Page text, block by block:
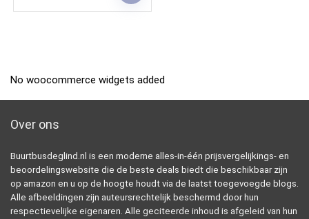
No woocommerce widgets added
Over ons
Buurtbusdeglind.nl is een moderne alles-in-één prijsvergelijkings- en
beoordelingswebsite die de beste deals biedt die beschikbaar zijn
op amazon en u op de hoogte houdt via de laatst toegevoegde blogs.
Alle afbeeldingen zijn auteursrechtelijk beschermd door hun
respectievelijke eigenaren. Alle geciteerde inhoud is afgeleid van hun